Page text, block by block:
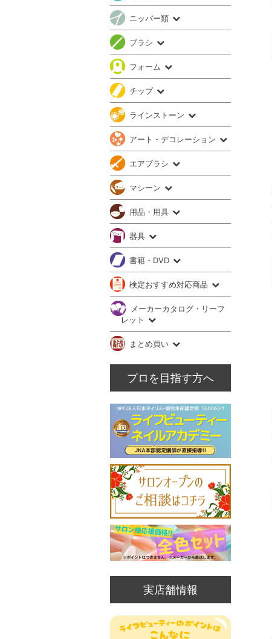
ニッパー類
ブラシ
フォーム
チップ
ラインストーン
アート・デコレーション
エアブラシ
マシーン
用品・用具
器具
書籍・DVD
検定おすすめ対応商品
メーカーカタログ・リーフ
レット
まとめ買い
プロを目指す方へ
実店舗情報